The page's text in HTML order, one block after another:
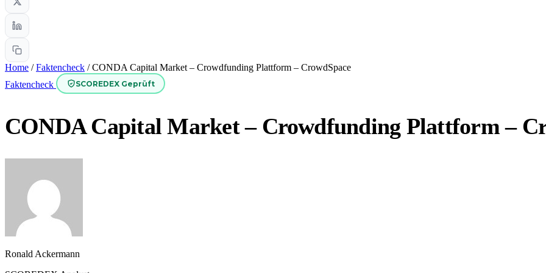
Home / Faktencheck / CONDA Capital Market – Crowdfunding Plattform – CrowdSpace
Faktencheck
SCOREDEX Geprüft
CONDA Capital Market – Crowdfunding Plattform –
Ronald Ackermann